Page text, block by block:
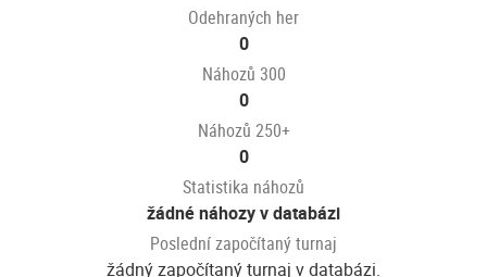
Odehraných her
0
Náhozů 300
0
Náhozů 250+
0
Statistika náhozů
žádné náhozy v databázi
Poslední započítaný turnaj
žádný započítaný turnaj v databázi.